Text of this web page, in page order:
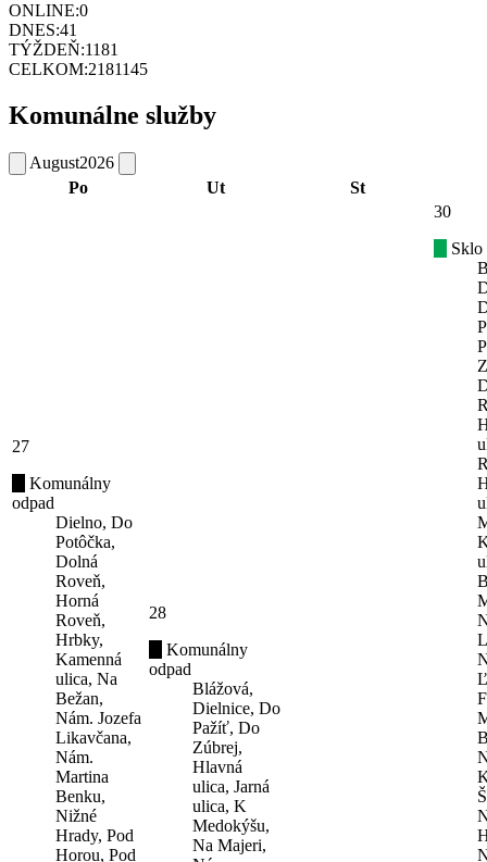
ONLINE:0
DNES:41
TÝŽDEŇ:1181
CELKOM:2181145
Komunálne služby
August2026
Po
Ut St
27
Komunálny
odpad
Dielno, Do
Potôčka,
Dolná
Roveň,
Horná
Roveň,
Hrbky,
Kamenná
ulica, Na
Bežan,
Nám. Jozefa
Likavčana,
Nám.
Martina
Benku,
Nižné
Hrady, Pod
Horou, Pod
28
Komunálny
odpad
Blážová,
Dielnice, Do
Pažíť, Do
Zúbrej,
Hlavná
ulica, Jarná
ulica, K
Medokýšu,
Na Majeri,
30
Sklo